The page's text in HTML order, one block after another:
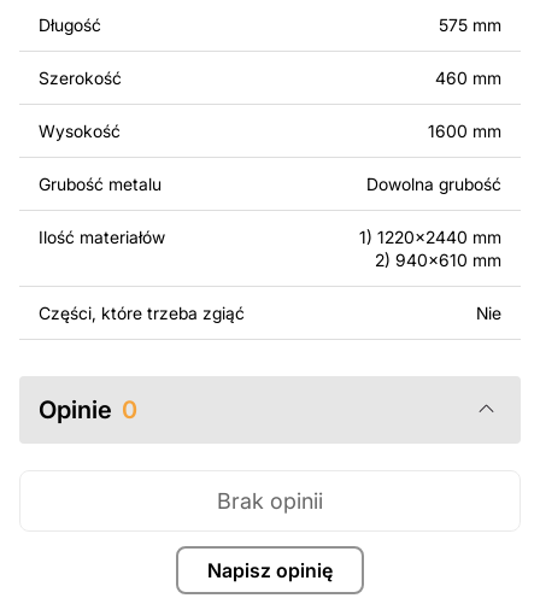
wykonanych na podstawie tych projektów. Należy
jednak pamiętać, że odsprzedaż lub udostępnianie
oryginalnych bądź zmodyfikowanych plików jest
surowo zabronione.
Za dodatkową opłatą możemy dostosować projekt
poprzez dodanie tekstu, obrazów lub logo Twojej firmy
albo wprowadzenie innych modyfikacji według Twoich
potrzeb. Jeśli potrzebujesz indywidualnego projektu
metalowego produktu, skontaktuj się z nami.
Jeśli masz jakiekolwiek pytania lub potrzebujesz
pomocy, skontaktuj się z nami w dowolnym momencie –
Długość 575 mm
Szerokość 460 mm
Wysokość 1600 mm
Grubość metalu Dowolna grubość
Ilość materiałów
1) 1220x2440 mm
2) 940x610 mm
Części, które trzeba zgiąć Nie
Opinie 0
Napisz opinię
Brak opinii